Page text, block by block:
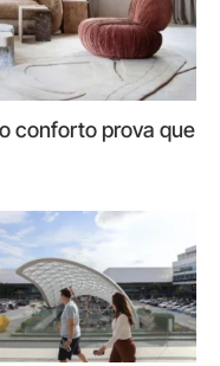
conforto prova que